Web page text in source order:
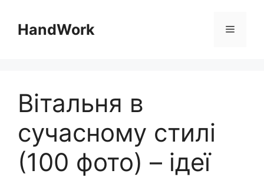
вмістуHandWork Меню
Вітальня в
сучасному стилі
(100 фото) – ідеї